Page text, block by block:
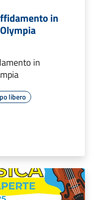
in
in
libero